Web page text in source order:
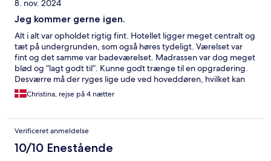
8. nov. 2024
Jeg kommer gerne igen.
Alt i alt var opholdet rigtig fint. Hotellet ligger meget centralt og
tæt på undergrunden, som også høres tydeligt. Værelset var
fint og det samme var badeværelset. Madrassen var dog meget
blød og “lagt godt til”. Kunne godt trænge til en opgradering.
Desværre må der ryges lige ude ved hoveddøren, hvilket kan
lugtes og man går lige ud i gennem det når man skal ind eller ud
af hotellet. Når det så er sagt, kom jeg gerne igen.
Christina, rejse på 4 nætter
Verificeret anmeldelse
10/10 Enestående